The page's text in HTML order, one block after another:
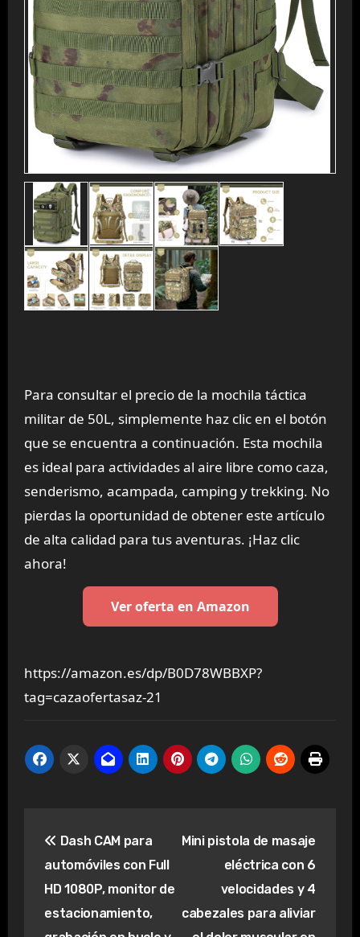
Para consultar el precio de la mochila táctica
militar de 50L, simplemente haz clic en el botón
que se encuentra a continuación. Esta mochila
es ideal para actividades al aire libre como caza,
senderismo, acampada, camping y trekking. No
pierdas la oportunidad de obtener este artículo
de alta calidad para tus aventuras. ¡Haz clic
ahora!
Ver oferta en Amazon
https://amazon.es/dp/B0D78WBBXP?
tag=cazaofertasaz-21
de
entradas
Dash CAM para
automóviles con Full
HD 1080P, monitor de
estacionamiento,
Mini pistola de masaje
eléctrica con 6
velocidades y 4
cabezales para aliviar